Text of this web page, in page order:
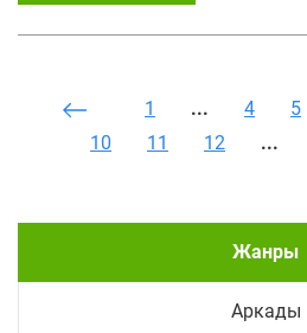
1 ... 4 5
10
11 12 ...
Жанры
Аркады